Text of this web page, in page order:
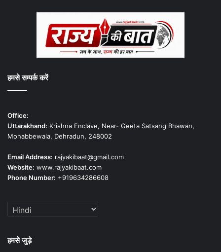
हमसे सम्पर्क करें
Office:
Uttarakhand: Krishna Enclave, Near- Geeta Satsang Bhawan,
Mohabbewala, Dehradun, 248002
Email Address: rajyakibaat@gmail.com
Website: www.rajyakibaat.com
Phone Number: +919634286608
हमसे जुड़े